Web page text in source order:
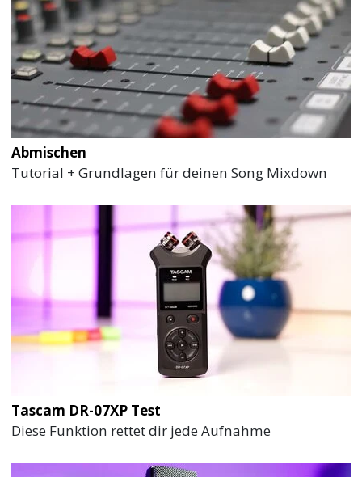
Abmischen
Tutorial + Grundlagen für deinen Song Mixdown
Tascam DR-07XP Test
Diese Funktion rettet dir jede Aufnahme